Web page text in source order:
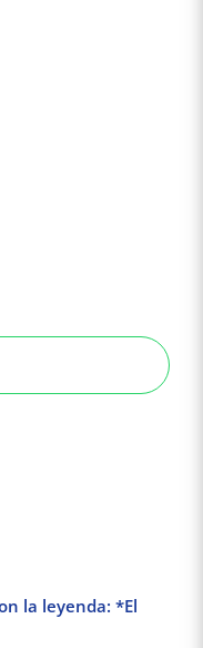
la leyenda: *El